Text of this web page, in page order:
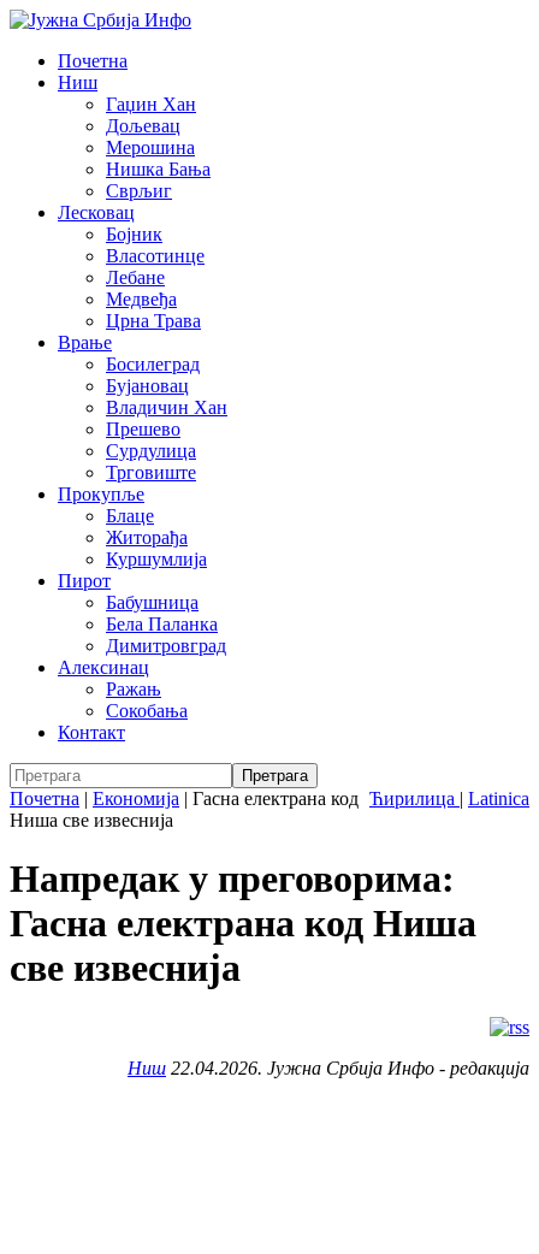
Почетна
Ниш
Гаџин Хан
Дољевац
Мерошина
Нишка Бања
Сврљиг
Лесковац
Бојник
Власотинце
Лебане
Медвеђа
Црна Трава
Врање
Босилеград
Бујановац
Владичин Хан
Прешево
Сурдулица
Трговиште
Прокупље
Блаце
Житорађа
Куршумлија
Пирот
Бабушница
Бела Паланка
Димитровград
Алексинац
Ражањ
Сокобања
Контакт
Ћирилица | Latinica
Почетна | Економија | Гасна електрана код
Ниша све извеснија
Напредак у преговорима:
Гасна електрана код Ниша
све извеснија
Ниш 22.04.2026. Јужна Србија Инфо - редакција